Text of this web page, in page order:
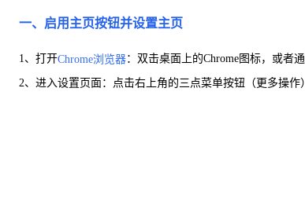
一、启用主页按钮并设置主页
1、打开Chrome浏览器：双击桌面上的Chrome图标，或者
2、进入设置页面：点击右上角的三点菜单按钮（更多操作